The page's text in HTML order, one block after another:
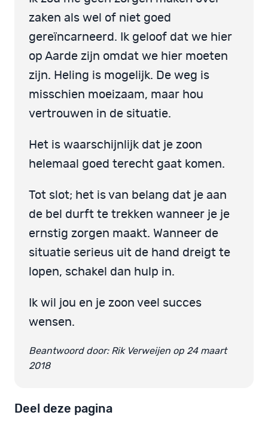
zaken als wel of niet goed
gereïncarneerd. Ik geloof dat we hier
op Aarde zijn omdat we hier moeten
zijn. Heling is mogelijk. De weg is
misschien moeizaam, maar hou
vertrouwen in de situatie.
Het is waarschijnlijk dat je zoon
helemaal goed terecht gaat komen.
Tot slot; het is van belang dat je aan
de bel durft te trekken wanneer je je
ernstig zorgen maakt. Wanneer de
situatie serieus uit de hand dreigt te
lopen, schakel dan hulp in.
Ik wil jou en je zoon veel succes
wensen.
Beantwoord door: Rik Verweijen op 24 maart
2018
Deel deze pagina